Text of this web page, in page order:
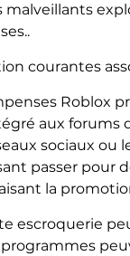
malveillants
courantes
Roblox
aux forums
sociaux ou
passer pour
la
escroquerie
programmes